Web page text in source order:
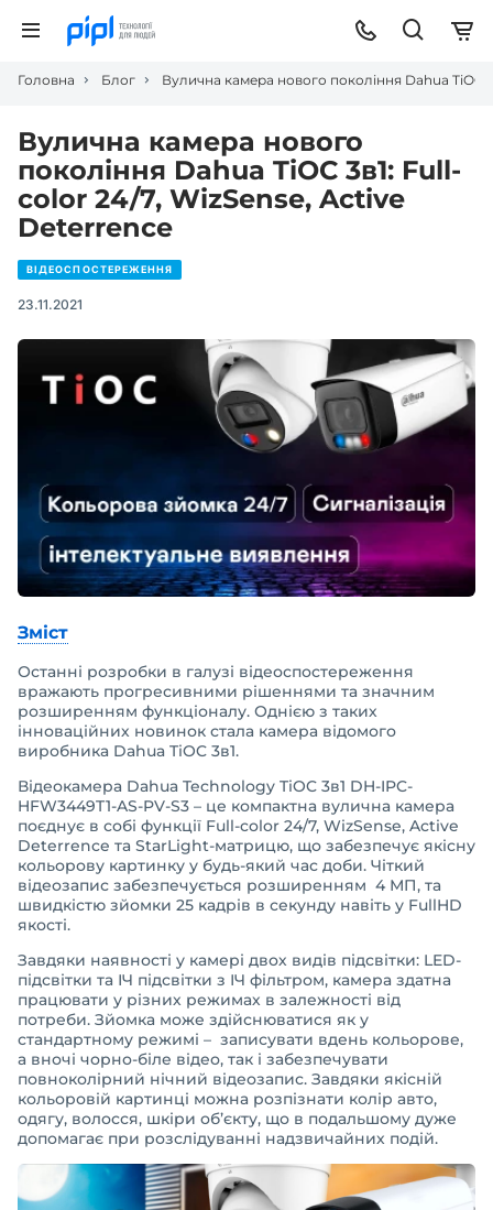
Головна Блог Вулична камера нового покоління Dahua TiOC
Вулична камера нового
покоління Dahua TiOC 3в1: Full-
color 24/7, WizSense, Active
Deterrence
ВІДЕОСПОСТЕРЕЖЕННЯ
23.11.2021
Зміст
Останні розробки в галузі відеоспостереження
вражають прогресивними рішеннями та значним
розширенням функціоналу. Однією з таких
інноваційних новинок стала камера відомого
виробника Dahua TiOC 3в1.
Відеокамера Dahua Technology TiOC 3в1 DH-IPC-
HFW3449T1-AS-PV-S3 – це компактна вулична камера
поєднує в собі функції Full-color 24/7, WizSense, Active
Deterrence та StarLight-матрицю, що забезпечує якісну
кольорову картинку у будь-який час доби. Чіткий
відеозапис забезпечується розширенням 4 МП, та
швидкістю зйомки 25 кадрів в секунду навіть у FullHD
якості.
Завдяки наявності у камері двох видів підсвітки: LED-
підсвітки та ІЧ підсвітки з ІЧ фільтром, камера здатна
працювати у різних режимах в залежності від
потреби. Зйомка може здійснюватися як у
стандартному режимі – записувати вдень кольорове,
а вночі чорно-біле відео, так і забезпечувати
повноколірний нічний відеозапис. Завдяки якісній
кольоровій картинці можна розпізнати колір авто,
одягу, волосся, шкіри об’єкту, що в подальшому дуже
допомагає при розслідуванні надзвичайних подій.